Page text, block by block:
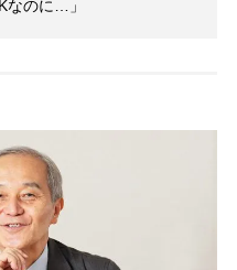
なのに…」